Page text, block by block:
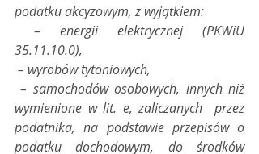
podatku akcyzowym, z wyjątkiem:
35.11.10.0),
– wyrobów tytoniowych,
– samochodów osobowych, innych niż
wymienione w lit. e, zaliczanych  przez
podatnika, na podstawie przepisów o
podatku dochodowym, do środków